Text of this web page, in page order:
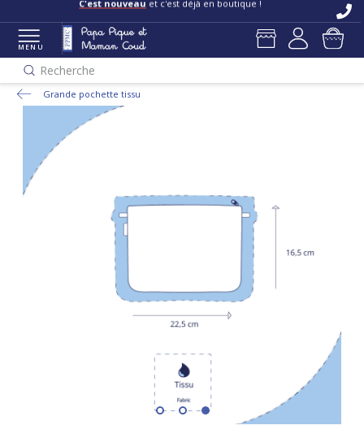
C'est nouveau et c'est déjà en boutique !
MENU
Recherche
Grande pochette tissu